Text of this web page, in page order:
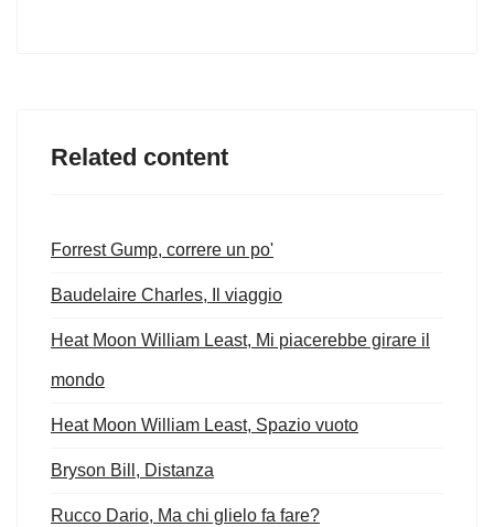
Related content
Forrest Gump, correre un po'
Baudelaire Charles, Il viaggio
Heat Moon William Least, Mi piacerebbe girare il
mondo
Heat Moon William Least, Spazio vuoto
Bryson Bill, Distanza
Rucco Dario, Ma chi glielo fa fare?